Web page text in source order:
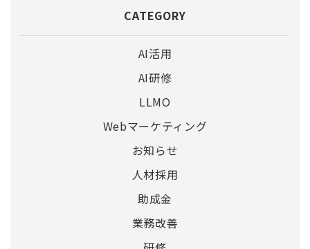
CATEGORY
AI活用
AI研修
LLMO
Webマーケティング
お知らせ
人材採用
助成金
業務改善